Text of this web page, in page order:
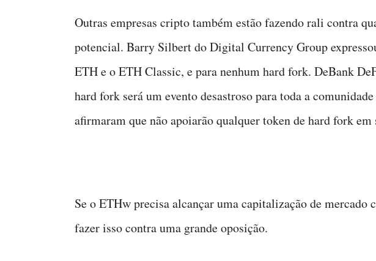
Outras empresas cripto também estão fazendo rali contra
potencial. Barry Silbert do Digital Currency Group
ETH e o ETH Classic, e para nenhum hard fork. DeBank
hard fork será um evento desastroso para toda a
afirmaram que não apoiarão qualquer token de hard fork em
Se o ETHw precisa alcançar uma capitalização de mercado
fazer isso contra uma grande oposição.